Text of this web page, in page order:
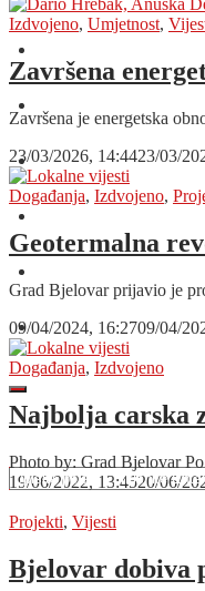
Razno
Kontakt
Izdvojeno, Umjetnost,
Završena
Završena je energetska
23/03/2026, 14:4423/03/
Događanja, Izdvojeno,
Geotermalna
Grad Bjelovar prijavio je
09/04/2024, 16:2709/04/
Događanja, Izdvojeno
Najbolja carska
Photo by: Grad Bjelovar
19/06/2022, 13:4520/06/
Projekti, Vijesti
Bjelovar dobiva